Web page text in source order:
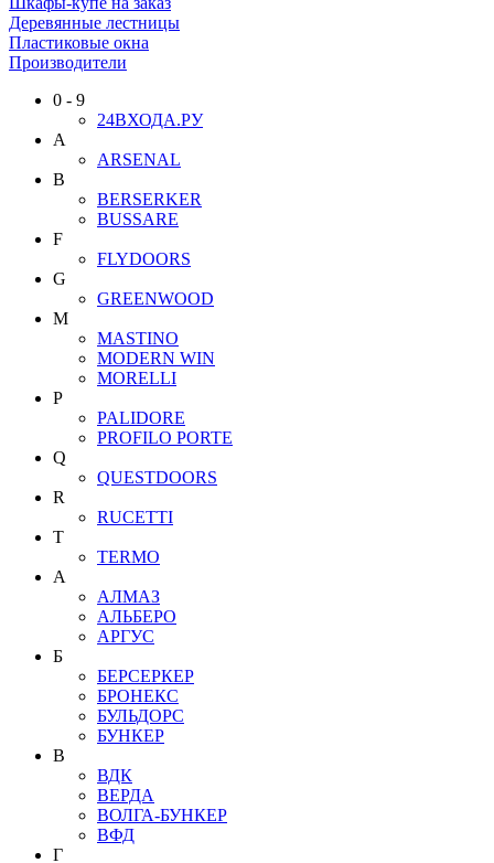
Деревянные лестницы
Пластиковые окна
Производители
0 - 9
24ВХОДА.РУ
A
ARSENAL
B
BERSERKER
BUSSARE
F
FLYDOORS
G
GREENWOOD
M
MASTINO
MODERN WIN
MORELLI
P
PALIDORE
PROFILO PORTE
Q
QUESTDOORS
R
RUCETTI
T
TERMO
А
АЛМАЗ
АЛЬБЕРО
АРГУС
Б
БЕРСЕРКЕР
БРОНЕКС
БУЛЬДОРС
БУНКЕР
В
ВДК
ВЕРДА
ВОЛГА-БУНКЕР
ВФД
Г